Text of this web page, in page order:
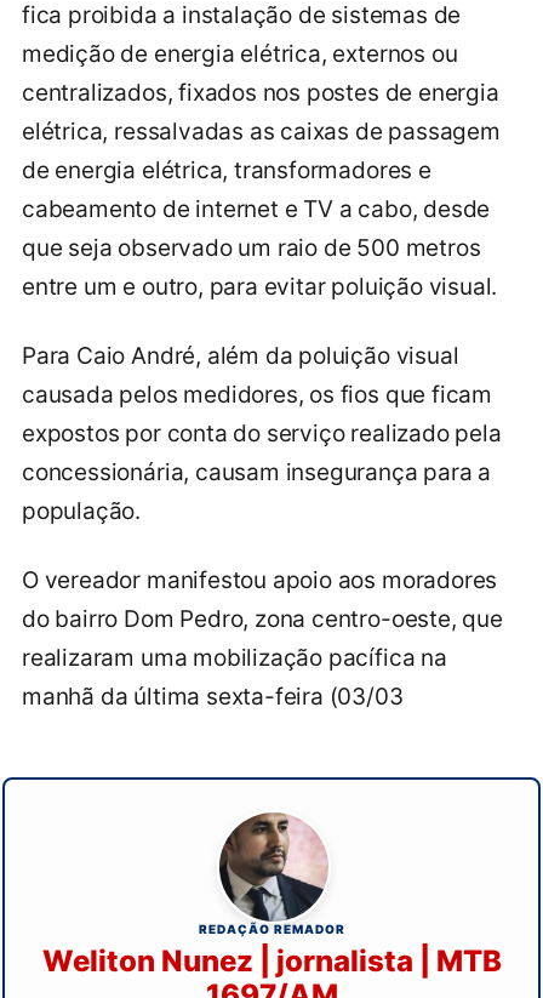
fica proibida a instalação de sistemas de
medição de energia elétrica, externos ou
centralizados, fixados nos postes de energia
elétrica, ressalvadas as caixas de passagem
de energia elétrica, transformadores e
cabeamento de internet e TV a cabo, desde
que seja observado um raio de 500 metros
entre um e outro, para evitar poluição visual.
Para Caio André, além da poluição visual
causada pelos medidores, os fios que ficam
expostos por conta do serviço realizado pela
concessionária, causam insegurança para a
população.
O vereador manifestou apoio aos moradores
do bairro Dom Pedro, zona centro-oeste, que
realizaram uma mobilização pacífica na
manhã da última sexta-feira (03/03
REDAÇÃO REMADOR
Weliton Nunez | jornalista | MTB